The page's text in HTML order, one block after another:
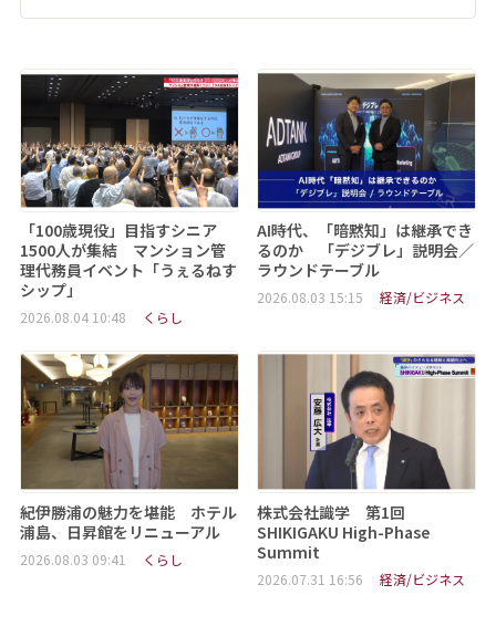
「100歳現役」目指すシニア
1500人が集結 マンション管
理代務員イベント「うぇるねす
シップ」
2026.08.04 10:48 くらし
AI時代、「暗黙知」は継承でき
るのか 「デジブレ」説明会／
ラウンドテーブル
2026.08.03 15:15 経済/ビジネス
紀伊勝浦の魅力を堪能 ホテル
浦島、日昇館をリニューアル
2026.08.03 09:41 くらし
株式会社識学 第1回
SHIKIGAKU High-Phase
Summit
2026.07.31 16:56 経済/ビジネス